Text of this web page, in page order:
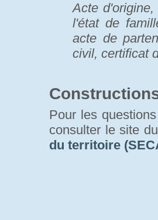
Acte
l'état de
acte de
civil, certificat
Pour les
consulter le site
du territoire